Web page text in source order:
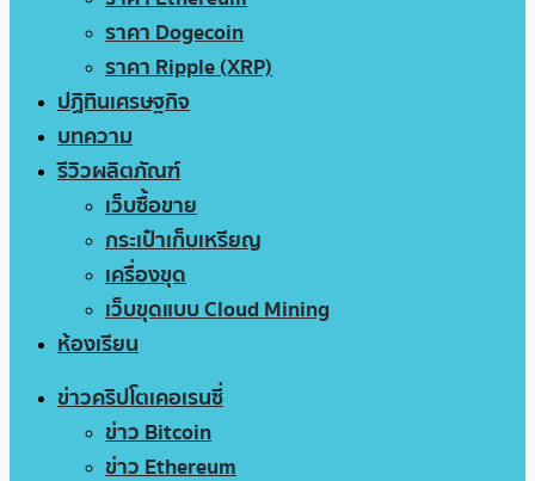
ราคา Dogecoin
ราคา Ripple (XRP)
ปฏิทินเศรษฐกิจ
บทความ
รีวิวผลิตภัณฑ์
เว็บซื้อขาย
กระเป๋าเก็บเหรียญ
เครื่องขุด
เว็บขุดแบบ Cloud Mining
ห้องเรียน
ข่าวคริปโตเคอเรนซี่
ข่าว Bitcoin
ข่าว Ethereum